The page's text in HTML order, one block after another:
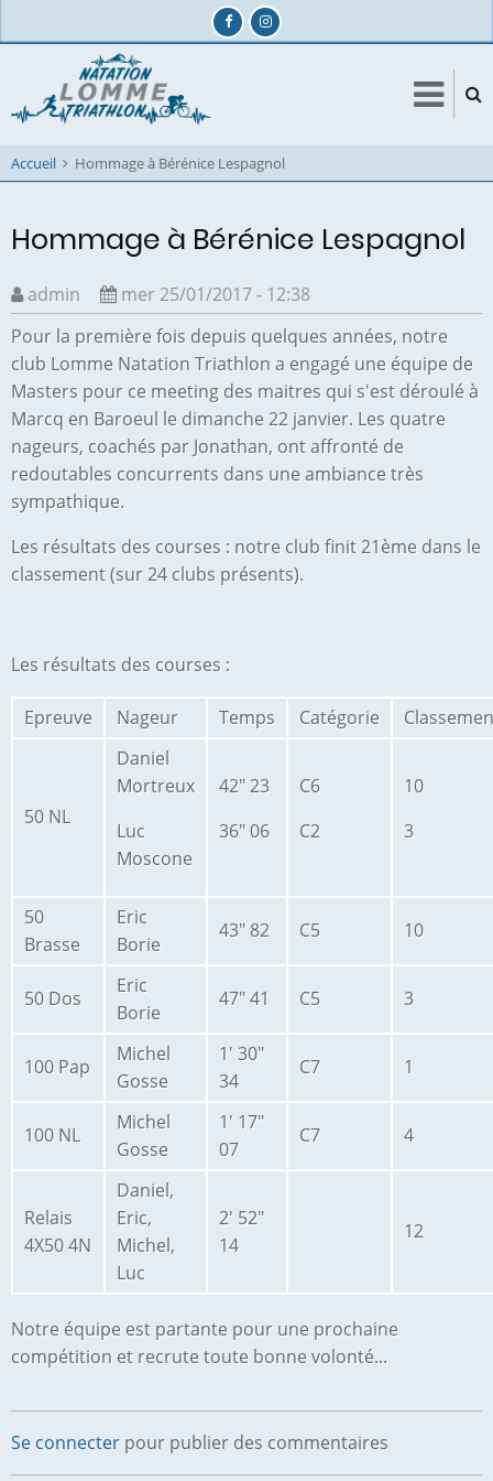
au
principal
Accueil Hommage à Bérénice Lespagnol
Hommage à Bérénice Lespagnol
admin
mer 25/01/2017 - 12:38
Pour la première fois depuis quelques années, notre
club Lomme Natation Triathlon a engagé une équipe de
Masters pour ce meeting des maitres qui s'est déroulé à
Marcq en Baroeul le dimanche 22 janvier. Les quatre
nageurs, coachés par Jonathan, ont affronté de
redoutables concurrents dans une ambiance très
sympathique.
Les résultats des courses : notre club finit 21ème dans le
classement (sur 24 clubs présents).
Les résultats des courses :
Epreuve Nageur Temps Catégorie
50 NL
Daniel
Mortreux
Luc
Moscone
42" 23
36" 06
C6
C2
10
3
50
Brasse
Eric
Borie
43" 82 C5 10
50 Dos
Eric
Borie
47" 41 C5 3
100 Pap
Michel
Gosse
1' 30"
34
C7 1
100 NL
Michel
Gosse
1' 17"
07
C7 4
Relais
4X50 4N
Daniel,
Eric,
Michel,
Luc
2' 52"
14
12
Notre équipe est partante pour une prochaine
compétition et recrute toute bonne volonté...
Se connecter pour publier des commentaires